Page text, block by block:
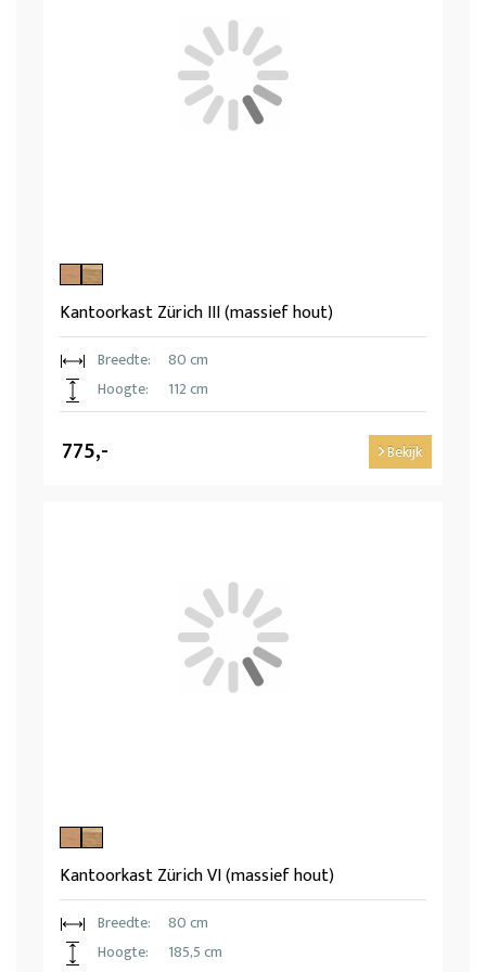
Kantoorkast Zürich III (massief hout)
Breedte:
80 cm
Hoogte:
112 cm
775,- Bekijk
Kantoorkast Zürich VI (massief hout)
Breedte:
80 cm
Hoogte:
185,5 cm